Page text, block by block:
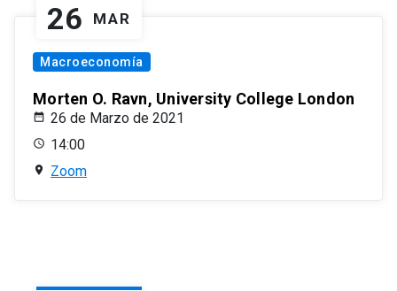
26 MAR
Macroeconomía
Morten O. Ravn, University College London
26 de Marzo de 2021
14:00
Zoom